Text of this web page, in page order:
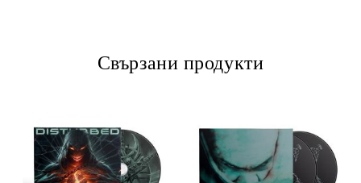
Свързани продукти